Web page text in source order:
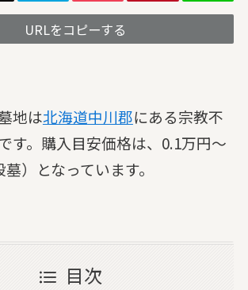
URLをコピーする
地は北海道中川郡にある宗教不
す。購入目安価格は、0.1万円～
）となっています。
目次